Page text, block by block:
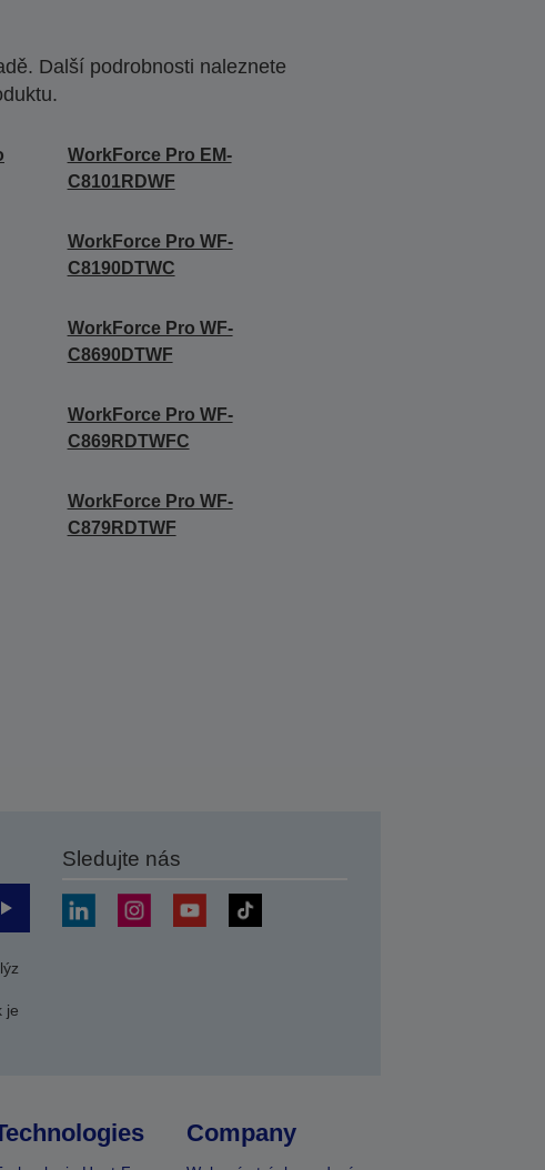
Další podrobnosti naleznete
WorkForce Pro EM-
C8101RDWF
WorkForce Pro WF-
C8190DTWC
WorkForce Pro WF-
C8690DTWF
WorkForce Pro WF-
C869RDTWFC
WorkForce Pro WF-
C879RDTWF
Odeslat
je
Sledujte nás
Company